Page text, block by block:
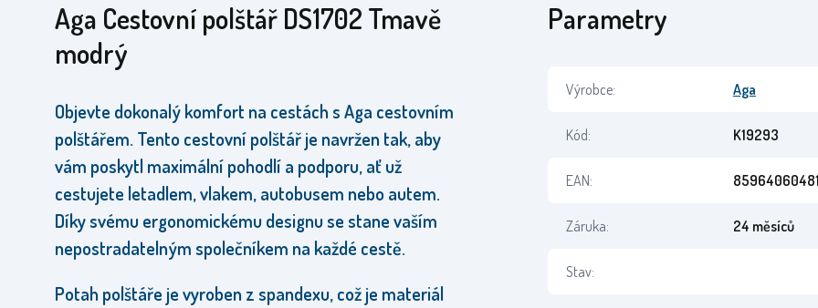
Aga Cestovní polštář DS1702 Tmavě
modrý
Objevte dokonalý komfort na cestách s Aga cestovním
polštářem. Tento cestovní polštář je navržen tak, aby
vám poskytl maximální pohodlí a podporu, ať už
cestujete letadlem, vlakem, autobusem nebo autem.
Díky svému ergonomickému designu se stane vaším
nepostradatelným společníkem na každé cestě.
Potah polštáře je vyroben z spandexu, což je materiál
Parametry
Výrobce: Aga
Kód: K19293
EAN:
Záruka: 24 měsíců
Stav: